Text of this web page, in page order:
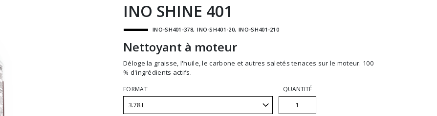
INO SHINE 401
INO-SH401-378 INO-SH401-20 INO-SH401-210
Nettoyant à moteur
Déloge la graisse, l'huile, le carbone et autres saletés tenaces sur le moteur. 100
% d'ingrédients actifs.
FORMAT QUANTITÉ